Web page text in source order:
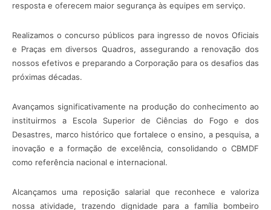
resposta e oferecem maior segurança às equipes em serviço.
Realizamos o concurso públicos para ingresso de novos Oficiais
e Praças em diversos Quadros, assegurando a renovação dos
nossos efetivos e preparando a Corporação para os desafios das
próximas décadas.
Avançamos significativamente na produção do conhecimento ao
instituirmos a Escola Superior de Ciências do Fogo e dos
Desastres, marco histórico que fortalece o ensino, a pesquisa, a
inovação e a formação de excelência, consolidando o CBMDF
como referência nacional e internacional.
Alcançamos uma reposição salarial que reconhece e valoriza
nossa atividade, trazendo dignidade para a família bombeiro